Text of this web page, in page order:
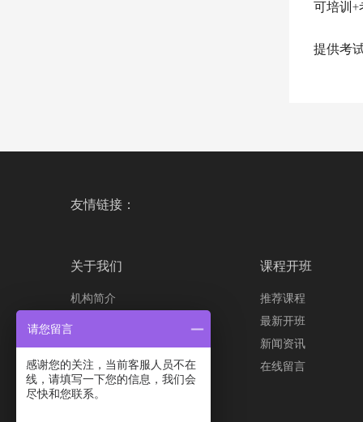
可培训
提供考
友情链接：
关于我们
机构简介
联系我们
招贤纳士
课程开班
推荐课程
最新开班
新闻资讯
在线留言
请您留言
感谢您的关注，当前客服人员不在
线，请填写一下您的信息，我们会
尽快和您联系。